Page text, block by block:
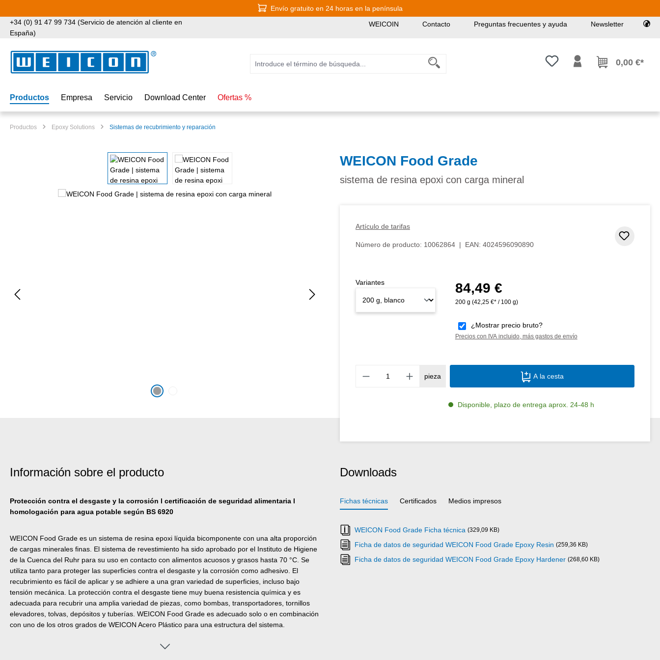
Envío gratuito en 24 horas en la península
+34 (0) 91 47 99 734 (Servicio de atención al cliente en
España)
WEICOIN Contacto Preguntas frecuentes y ayuda Newsletter
Tienes 0 artículos en tu lista de
0,00 €*
Productos Empresa Servicio Download Center Ofertas %
Productos Epoxy Solutions Sistemas de recubrimiento y reparación
WEICON Food Grade
sistema de resina epoxi con carga mineral
Artículo de tarifas
Número de producto: 10062864 | EAN: 4024596090890
Precio normal:
84,49 €
200 g (42,25 €* / 100 g)
¿Mostrar precio bruto?
Precios con IVA incluido, más gastos de envío
Variantes
Cantidad del producto: introduce la
pieza A la cesta
Disponible, plazo de entrega aprox. 24-48 h
Información sobre el producto
Protección contra el desgaste y la corrosión l certificación de seguridad alimentaria l
homologación para agua potable según BS 6920
WEICON Food Grade es un sistema de resina epoxi líquida bicomponente con una alta proporción
de cargas minerales finas. El sistema de revestimiento ha sido aprobado por el Instituto de Higiene
de la Cuenca del Ruhr para su uso en contacto con alimentos acuosos y grasos hasta 70 °C. Se
utiliza tanto para proteger las superficies contra el desgaste y la corrosión como adhesivo. El
recubrimiento es fácil de aplicar y se adhiere a una gran variedad de superficies, incluso bajo
tensión mecánica. La protección contra el desgaste tiene muy buena resistencia química y es
adecuada para recubrir una amplia variedad de piezas, como bombas, transportadores, tornillos
elevadores, tolvas, depósitos y tuberías. WEICON Food Grade es adecuado solo o en combinación
con uno de los otros grados de WEICON Acero Plástico para una estructura del sistema.
Downloads
Fichas técnicas Certificados Medios impresos
WEICON Food Grade Ficha técnica (329,09 KB)
Ficha de datos de seguridad WEICON Food Grade Epoxy Resin (259,36 KB)
Ficha de datos de seguridad WEICON Food Grade Epoxy Hardener (268,60 KB)